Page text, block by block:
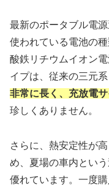
最新のポータブル電
使われている電池の
酸鉄リチウムイオン
イプは、従来の三元
非常に長く、充放電
珍しくありません。
さらに、熱安定性が
め、夏場の車内とい
優れています。一度